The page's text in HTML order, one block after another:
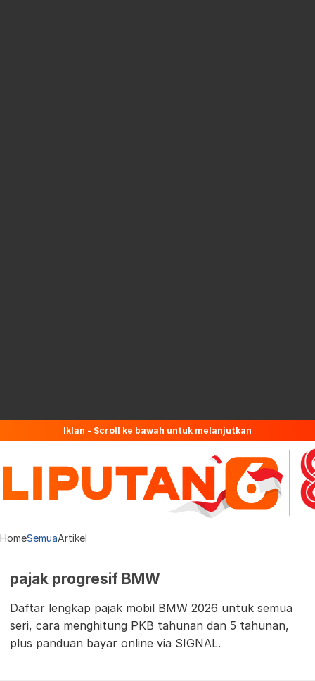
Iklan - Scroll ke bawah untuk melanjutkan
HomeSemuaArtikel
pajak progresif BMW
Daftar lengkap pajak mobil BMW 2026 untuk semua
seri, cara menghitung PKB tahunan dan 5 tahunan,
plus panduan bayar online via SIGNAL.